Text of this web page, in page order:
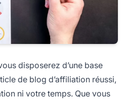
disposerez d’une base
de blog d’affiliation réussi,
ni votre temps. Que vous